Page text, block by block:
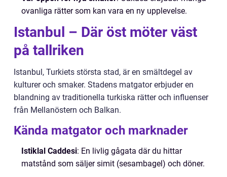
ovanliga rätter som kan vara en ny upplevelse.
Istanbul – Där öst möter väst
på tallriken
Istanbul, Turkiets största stad, är en smältdegel av
kulturer och smaker. Stadens matgator erbjuder en
blandning av traditionella turkiska rätter och influenser
från Mellanöstern och Balkan.
Kända matgator och marknader
Istiklal Caddesi: En livlig gågata där du hittar
matstånd som säljer simit (sesambagel) och döner.